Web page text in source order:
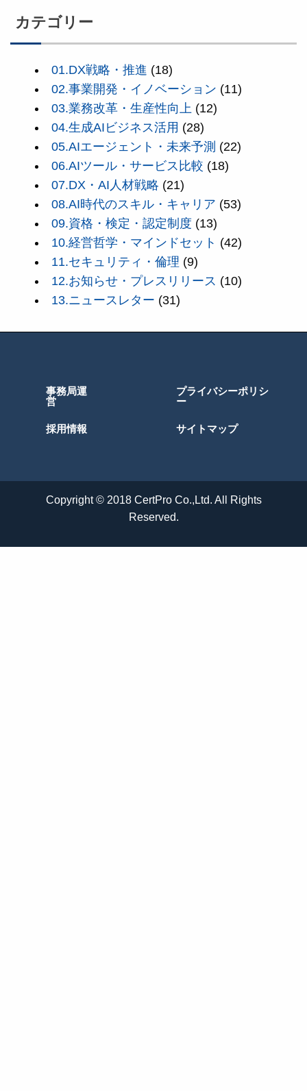
カテゴリー
01.DX戦略・推進 (18)
02.事業開発・イノベーション (11)
03.業務改革・生産性向上 (12)
04.生成AIビジネス活用 (28)
05.AIエージェント・未来予測 (22)
06.AIツール・サービス比較 (18)
07.DX・AI人材戦略 (21)
08.AI時代のスキル・キャリア (53)
09.資格・検定・認定制度 (13)
10.経営哲学・マインドセット (42)
11.セキュリティ・倫理 (9)
12.お知らせ・プレスリリース (10)
13.ニュースレター (31)
事務局運
営
採用情報
プライバシーポリシ
ー
サイトマップ
Copyright © 2018 CertPro Co.,Ltd. All Rights
Reserved.